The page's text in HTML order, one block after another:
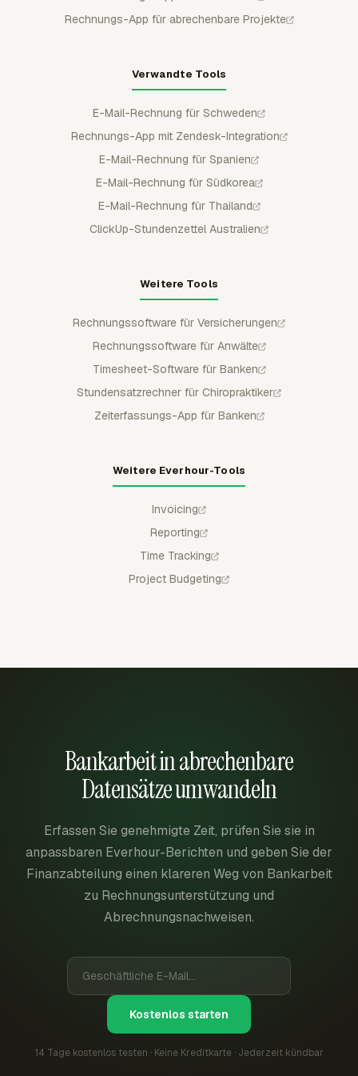
Rechnungs-App für abrechenbare Projekte
Verwandte Tools
E-Mail-Rechnung für Schweden
Rechnungs-App mit Zendesk-Integration
E-Mail-Rechnung für Spanien
E-Mail-Rechnung für Südkorea
E-Mail-Rechnung für Thailand
ClickUp-Stundenzettel Australien
Weitere Tools
Rechnungssoftware für Versicherungen
Rechnungssoftware für Anwälte
Timesheet-Software für Banken
Stundensatzrechner für Chiropraktiker
Zeiterfassungs-App für Banken
Weitere Everhour-Tools
Invoicing
Reporting
Time Tracking
Project Budgeting
Bankarbeit in abrechenbare
Datensätze umwandeln
Erfassen Sie genehmigte Zeit, prüfen Sie sie in
anpassbaren Everhour-Berichten und geben Sie der
Finanzabteilung einen klareren Weg von Bankarbeit
zu Rechnungsunterstützung und
Abrechnungsnachweisen.
Kostenlos starten
14 Tage kostenlos testen · Keine Kreditkarte · Jederzeit kündbar